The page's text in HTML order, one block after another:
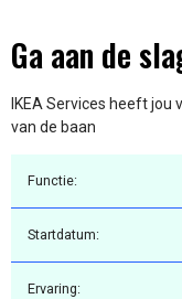
Ga aan de
IKEA Services heeft jou
van de baan
Functie:
Startdatum:
Ervaring: